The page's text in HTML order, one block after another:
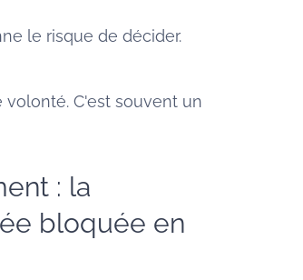
le risque de décider.
volonté. C'est souvent un
: la
bloquée en